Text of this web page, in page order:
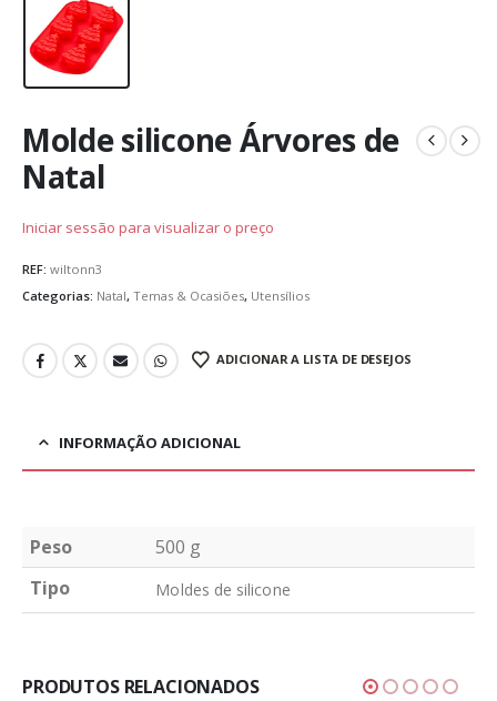
Molde silicone Árvores de
Natal
Iniciar sessão para visualizar o preço
REF: wiltonn3
Categorias: Natal, Temas & Ocasiões, Utensílios
ADICIONAR A LISTA DE DESEJOS
INFORMAÇÃO ADICIONAL
Peso
500 g
Tipo
Moldes de silicone
PRODUTOS RELACIONADOS